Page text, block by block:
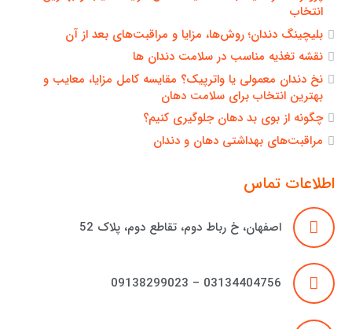
انتخاب
بلیچینگ دندان؛ روش‌ها، مزایا و مراقبت‌های بعد از آن
نقشه تغذیه مناسب در سلامت دندان ها
نخ دندان معمولی یا واترپیک؟ مقایسه کامل مزایا، معایب و
بهترین انتخاب برای سلامت دهان
چگونه از بوی بد دهان جلوگیری کنیم؟
مراقبت‌های بهداشتی دهان و دندان
اطلاعات تماس
اصفهان، خ رباط دوم، تقاطع دوم، پلاک 52
03134404756 – 09138299023